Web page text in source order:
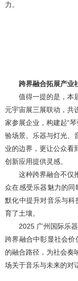
力。
跨界融合拓展产业
值得一提的是，本
元宇宙展三展联动，共
家参展企业，构建起“
验场景。乐器与灯光、
业的边界，更让公众看
创新应用提供灵感。
这种跨界融合不仅
众在感受乐器魅力的
默化中提升对音乐与
育了土壤。
2025 广州国际乐器
跨界融合中彰显社会
的融合路径，为社会奏
场关于音乐与未来的对